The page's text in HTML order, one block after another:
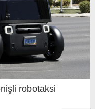
robotaksi